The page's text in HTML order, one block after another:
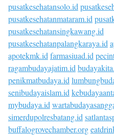
pusatkesehatansolo.id
pusatkesehatanmataram.id
pusatkesehatansingkawang.id
pusatkesehatanpalangkaraya.id
apotekmk.id farmasiuad.id
ragambudayajatim.id
penikmatbudaya.id
senibudayaislam.id
mybudaya.id
simerdupolresbatang.id
buffalogrovechamber.org